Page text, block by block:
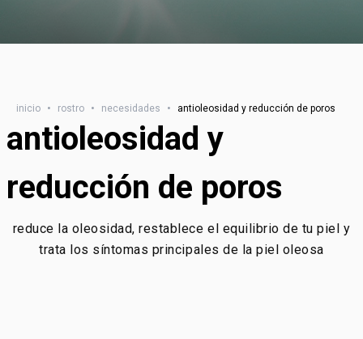
inicio • rostro • necesidades • antioleosidad y reducción de poros
antioleosidad y
reducción de poros
reduce la oleosidad, restablece el equilibrio de tu piel y
trata los síntomas principales de la piel oleosa